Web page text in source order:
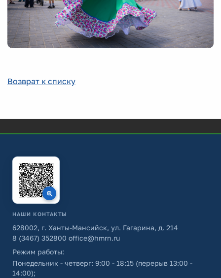
Возврат к списку
НАШИ КОНТАКТЫ
628002, г. Ханты-Мансийск, ул. Гагарина, д. 214
8 (3467) 352800 office@hmrn.ru
Режим работы:
Понедельник - четверг: 9:00 - 18:15 (перерыв 13:00 -
14:00);